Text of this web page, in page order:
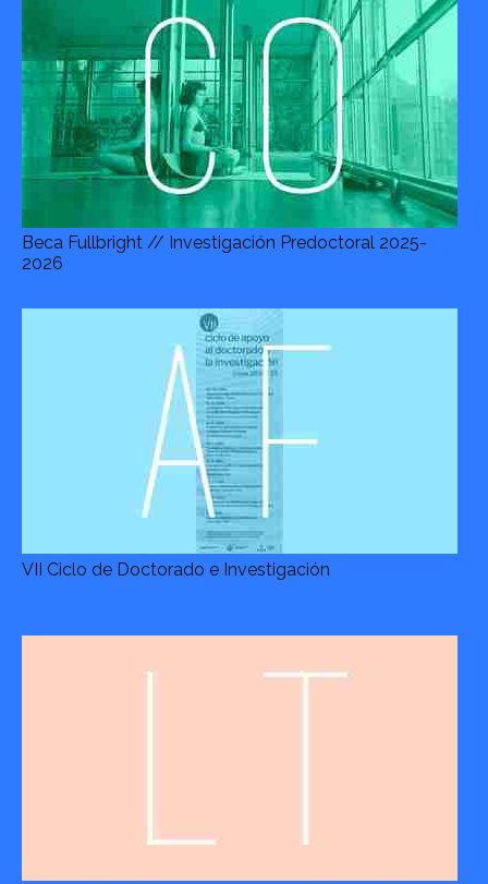
Beca Fullbright // Investigación Predoctoral 2025-
2026
VII Ciclo de Doctorado e Investigación